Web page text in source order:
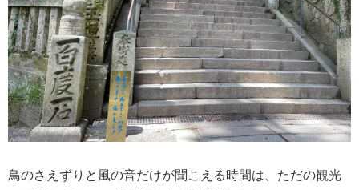
鳥のさえずりと風の音だけが聞こえる時間は、ただの観光